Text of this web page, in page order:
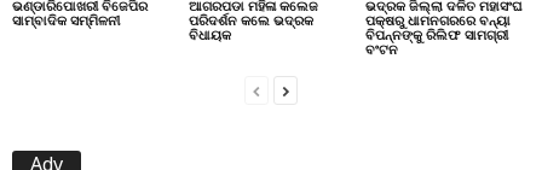
ଭଣ୍ଡାରିପୋଖରୀ ବିଜେପିର
ସାମ୍ବାଦିକ ସମ୍ମିଳନୀ
ଆଗରପଡା ମହିଳା କଲେଜ
ପରିଦର୍ଶନ କଲେ ଭଦ୍ରକ
ବିଧାୟକ
ଭଦ୍ରକ ଜିଲ୍ଲା ଦଳିତ ମହାସଂଘ
ପକ୍ଷରୁ ଧାମନଗରରେ ବନ୍ୟା
ବିପନ୍ନଙ୍କୁ ରିଲିଫ ସାମଗ୍ରୀ
ବଂଟନ
Adv